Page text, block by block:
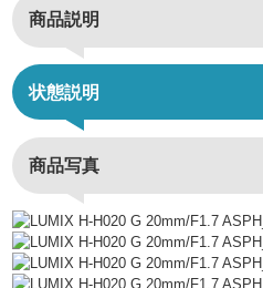
商品説明
状態説明
商品写真